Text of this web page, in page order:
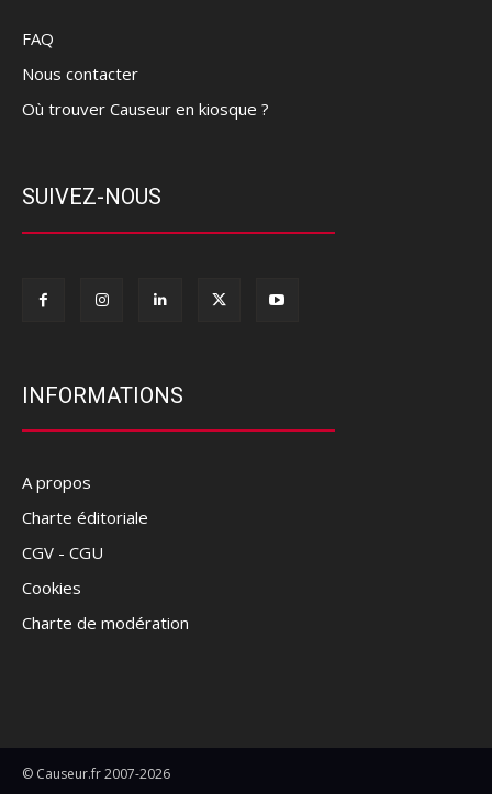
FAQ
Nous contacter
Où trouver Causeur en kiosque ?
SUIVEZ-NOUS
INFORMATIONS
A propos
Charte éditoriale
CGV - CGU
Cookies
Charte de modération
© Causeur.fr 2007-2026